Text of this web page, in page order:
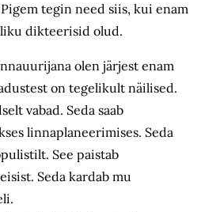
Pigemtegin need siis, kui enam
dikteerisid olud.
olen järjest enam
ontegelikult näilised.
vabad. Sedasaab
linnaplaneerimises. Seda
See paistab
Seda kardab mu